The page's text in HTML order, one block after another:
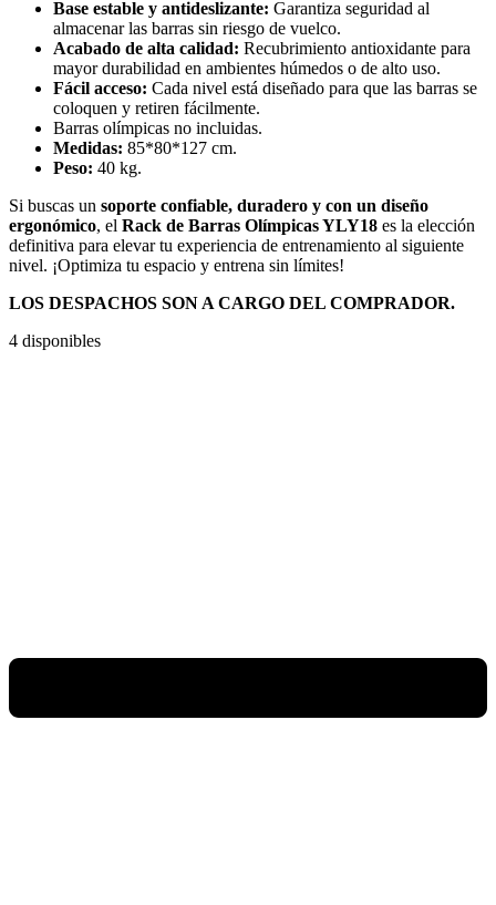
Base estable y antideslizante: Garantiza seguridad al
almacenar las barras sin riesgo de vuelco.
Acabado de alta calidad: Recubrimiento antioxidante para
mayor durabilidad en ambientes húmedos o de alto uso.
Fácil acceso: Cada nivel está diseñado para que las barras se
coloquen y retiren fácilmente.
Barras olímpicas no incluidas.
Medidas: 85*80*127 cm.
Peso: 40 kg.
Si buscas un soporte confiable, duradero y con un diseño
ergonómico, el Rack de Barras Olímpicas YLY18 es la elección
definitiva para elevar tu experiencia de entrenamiento al siguiente
nivel. ¡Optimiza tu espacio y entrena sin límites!
LOS DESPACHOS SON A CARGO DEL COMPRADOR.
4 disponibles